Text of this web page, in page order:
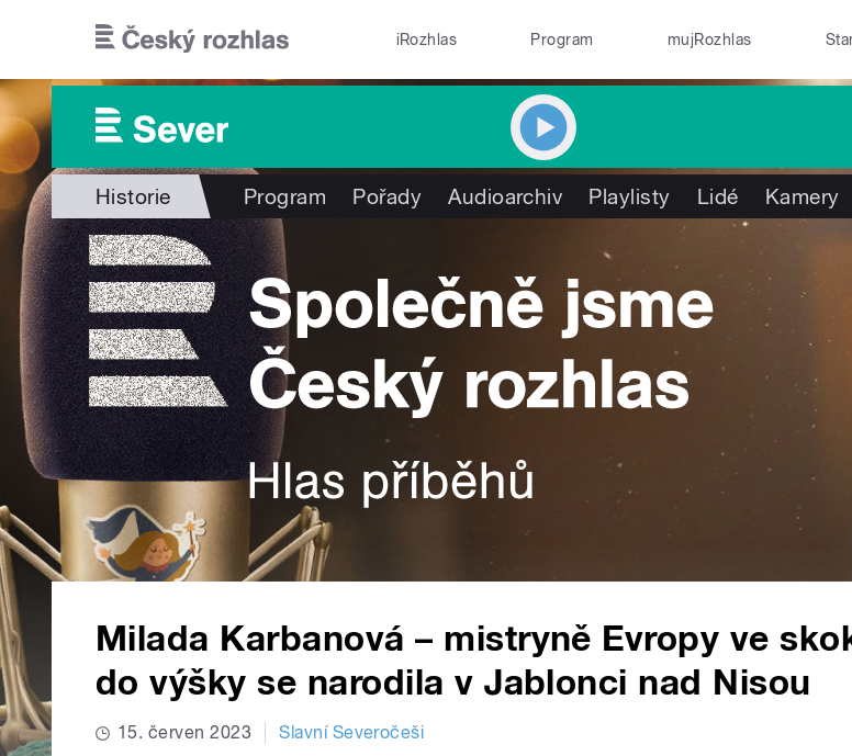
iRozhlas Program mujRozhlas
Historie Program Pořady Audioarchiv Playlisty Lidé Kamery
Milada Karbanová – mistryně Evropy ve
do výšky se narodila v Jablonci nad Nisou
15. červen 2023 Slavní Severočeši